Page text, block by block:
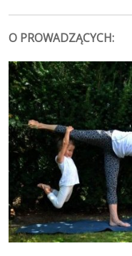
O PROWADZĄCYCH: